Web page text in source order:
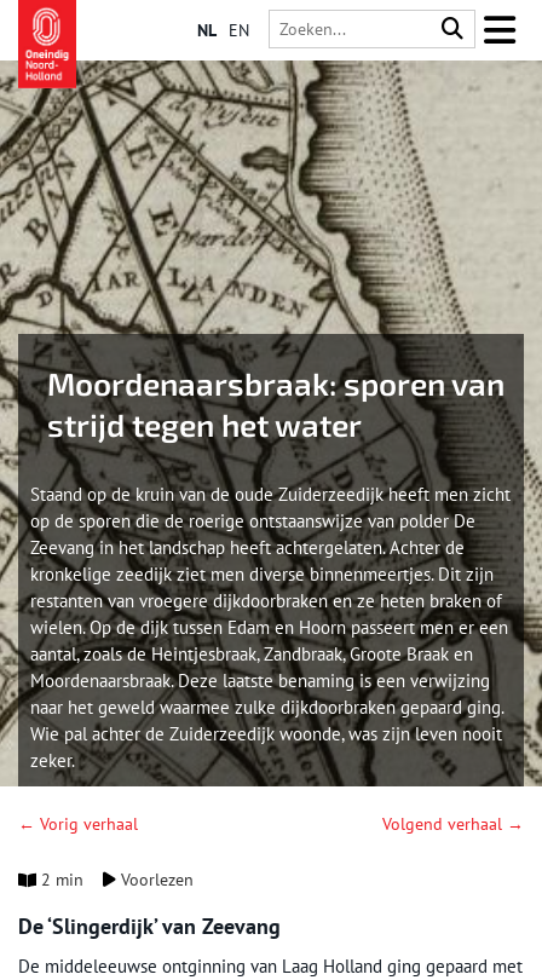
NL EN
Moordenaarsbraak: sporen van
strijd tegen het water
Staand op de kruin van de oude Zuiderzeedijk heeft men zicht
op de sporen die de roerige ontstaanswijze van polder De
Zeevang in het landschap heeft achtergelaten. Achter de
kronkelige zeedijk ziet men diverse binnenmeertjes. Dit zijn
restanten van vroegere dijkdoorbraken en ze heten braken of
wielen. Op de dijk tussen Edam en Hoorn passeert men er een
aantal, zoals de Heintjesbraak, Zandbraak, Groote Braak en
Moordenaarsbraak. Deze laatste benaming is een verwijzing
naar het geweld waarmee zulke dijkdoorbraken gepaard ging.
Wie pal achter de Zuiderzeedijk woonde, was zijn leven nooit
zeker.
← Vorig verhaal Volgend verhaal →
2 min Voorlezen
De ‘Slingerdijk’ van Zeevang
De middeleeuwse ontginning van Laag Holland ging gepaard met